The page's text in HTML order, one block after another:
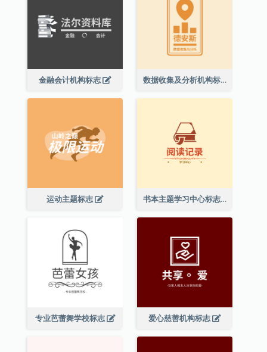
金融会计机构标志 数据收集及分析机构标志
运动主题标志 书本主题学习中心标志
专业芭蕾舞学校标志 爱心慈善机构标志